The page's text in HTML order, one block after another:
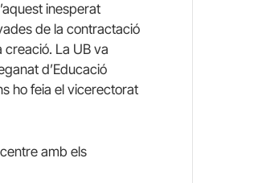
inesperat
de la contractació
creació. La UB va
d’Educació
ho feia el vicerectorat
amb els